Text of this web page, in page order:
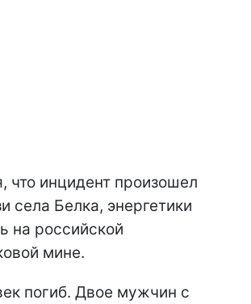
что инцидент произошел
села Белка, энергетики
на российской
мине.
погиб. Двое мужчин с